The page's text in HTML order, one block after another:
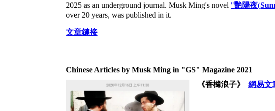
2025 as an underground journal. Musk Ming's novel "艷陽夜(
over 20 years, was published in it.
文章鏈接
Chinese Articles byMusk Ming in "GS" Magazine 2021
《香櫞浪子》 網易文